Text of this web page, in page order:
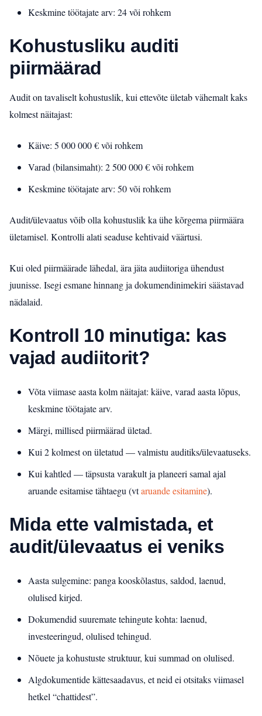
Keskmine töötajate arv: 24 või rohkem
Kohustusliku auditi
piirmäärad
Audit on tavaliselt kohustuslik, kui ettevõte ületab vähemalt kaks
kolmest näitajast:
Käive: 5 000 000 € või rohkem
Varad (bilansimaht): 2 500 000 € või rohkem
Keskmine töötajate arv: 50 või rohkem
Audit/ülevaatus võib olla kohustuslik ka ühe kõrgema piirmäära
ületamisel. Kontrolli alati seaduse kehtivaid väärtusi.
Kui oled piirmäärade lähedal, ära jäta audiitoriga ühendust
juunisse. Isegi esmane hinnang ja dokumendinimekiri säästavad
nädalaid.
Kontroll 10 minutiga: kas
vajad audiitorit?
Võta viimase aasta kolm näitajat: käive, varad aasta lõpus,
keskmine töötajate arv.
Märgi, millised piirmäärad ületad.
Kui 2 kolmest on ületatud — valmistu auditiks/ülevaatuseks.
Kui kahtled — täpsusta varakult ja planeeri samal ajal
aruande esitamise tähtaegu (vtaruande esitamine).
Mida ette valmistada, et
audit/ülevaatus ei veniks
Aasta sulgemine: panga kooskõlastus, saldod, laenud,
olulised kirjed.
Dokumendid suuremate tehingute kohta: laenud,
investeeringud, olulised tehingud.
Nõuete ja kohustuste struktuur, kui summad on olulised.
Algdokumentide kättesaadavus, et neid ei otsitaks viimasel
hetkel “chattidest”.